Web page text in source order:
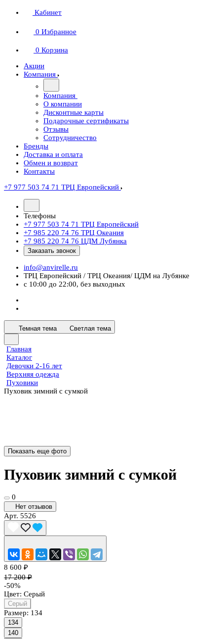
Кабинет
0 Избранное
0 Корзина
Акции
Компания
Компания
О компании
Дисконтные карты
Подарочные сертификаты
Отзывы
Сотрудничество
Бренды
Доставка и оплата
Обмен и возврат
Контакты
+7 977 503 74 71 ТРЦ Европейский
Телефоны
+7 977 503 74 71 ТРЦ Европейский
+7 985 220 74 76 ТРЦ Океания
+7 985 220 74 76 ЦДМ Лубянка
Заказать звонок
info@anvirelle.ru
ТРЦ Европейский / ТРЦ Океания/ ЦДМ на Лубянке
с 10:00 до 22:00, без выходных
Темная тема Светлая тема
Главная
Каталог
Девочки 2-16 лет
Верхняя одежда
Пуховики
Пуховик зимний с сумкой
Показать еще фото
Пуховик зимний с сумкой
0
Нет отзывов
Арт. 5526
8 600 ₽
17 200 ₽
-50%
Цвет: Серый
Серый
Размер: 134
134
140